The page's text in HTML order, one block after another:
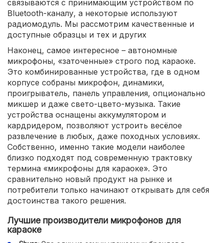
связываются с принимающим устройством по
Bluetooth-каналу, а некоторые используют
радиомодуль. Мы рассмотрим качественные и
доступные образцы и тех и других
Наконец, самое интересное – автономные
микрофоны, «заточенные» строго под караоке.
Это комбинированные устройства, где в одном
корпусе собраны микрофон, динамики,
проигрыватель, панель управления, опционально
микшер и даже свето-цвето-музыка. Такие
устройства оснащены аккумулятором и
кардридером, позволяют устроить весёлое
развлечение в любых, даже походных условиях.
Собственно, именно такие модели наиболее
близко подходят под современную трактовку
термина «микрофоны для караоке». Это
сравнительно новый продукт на рынке и
потребители только начинают открывать для себя
достоинства такого решения.
Лучшие производители микрофонов для
караоке